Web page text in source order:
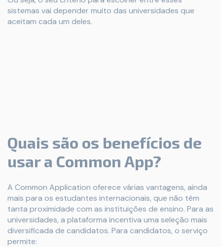
sistemas vai depender muito das universidades que
aceitam cada um deles.
Quais são os benefícios de
usar a Common App?
A Common Application oferece várias vantagens, ainda
mais para os estudantes internacionais, que não têm
tanta proximidade com as instituições de ensino. Para as
universidades, a plataforma incentiva uma seleção mais
diversificada de candidatos. Para candidatos, o serviço
permite: